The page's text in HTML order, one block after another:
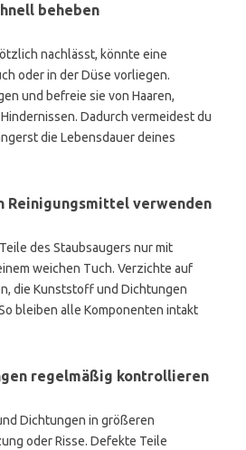
beheben
nachlässt, könnte eine
oder in der Düse vorliegen.
und befreie sie von Haaren,
Dadurch vermeidest du
die Lebensdauer deines
Reinigungsmittel verwenden
des Staubsaugers nur mit
weichen Tuch. Verzichte auf
die Kunststoff und Dichtungen
bleiben alle Komponenten intakt
regelmäßig kontrollieren
Dichtungen in größeren
oder Risse. Defekte Teile